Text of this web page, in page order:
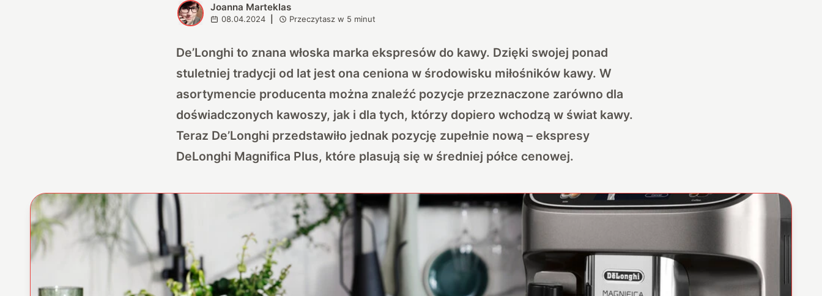
J Joanna Marteklas
08.04.2024 Przeczytasz w 5 minut
De’Longhi to znana włoska marka ekspresów do kawy. Dzięki swojej ponad
stuletniej tradycji od lat jest ona ceniona w środowisku miłośników kawy. W
asortymencie producenta można znaleźć pozycje przeznaczone zarówno dla
doświadczonych kawoszy, jak i dla tych, którzy dopiero wchodzą w świat kawy.
Teraz De’Longhi przedstawiło jednak pozycję zupełnie nową – ekspresy
DeLonghi Magnifica Plus, które plasują się w średniej półce cenowej.